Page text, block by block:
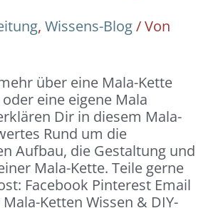
, Wissens-Blog/ Von
über eine Mala-Kette
eine eigene Mala
Dir in diesem Mala-
Rund um die
Aufbau, die Gestaltung und
Mala-Kette. Teile gerne
Facebook Pinterest Email
Ketten Wissen & DIY-